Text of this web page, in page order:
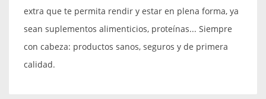
extra que te permita rendir y estar en plena forma, ya
sean suplementos alimenticios, proteínas... Siempre
con cabeza: productos sanos, seguros y de primera
calidad.